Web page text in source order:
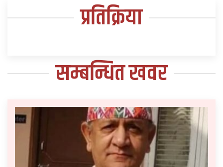
प्रतिक्रिया
सम्बन्धित खवर